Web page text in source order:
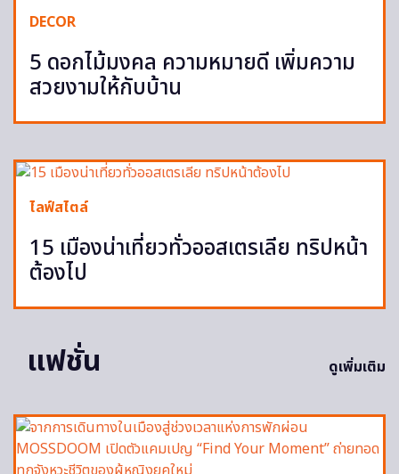
DECOR
5 ดอกไม้มงคล ความหมายดี เพิ่มความ
สวยงามให้กับบ้าน
ไลฟ์สไตล์
15 เมืองน่าเที่ยวทั่วออสเตรเลีย ทริปหน้า
ต้องไป
แฟชั่น ดูเพิ่มเติม